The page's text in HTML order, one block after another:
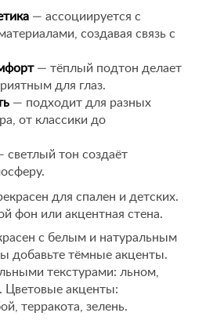
— ассоциируется с
создавая связь с
— тёплый подтон делает
для глаз.
— подходит для разных
от классики до
светлый тон создаёт
для спален и детских.
фон или акцентная стена.
с белым и натуральным
добавьте тёмные акценты.
текстурами: льном,
Цветовые акценты:
терракота, зелень.